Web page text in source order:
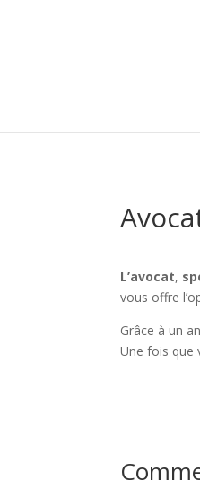
L’avocat,
vous offre
Grâce à un
Une fois que